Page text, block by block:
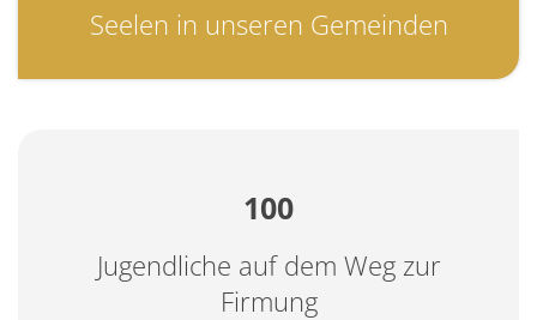
Seelen in unseren Gemeinden
100
Jugendliche auf dem Weg zur
Firmung